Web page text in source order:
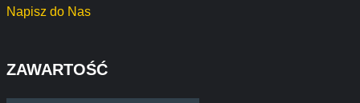
Napisz do Nas
ZAWARTOŚĆ